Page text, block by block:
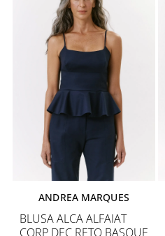
ANDREA MARQUES
BLUSA ALCA ALFAIAT
CORP DEC RETO BASQUE